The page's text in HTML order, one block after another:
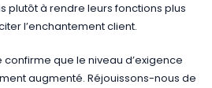
plutôt à rendre leurs fonctions plus
l’enchantement client.
que le niveau d’exigence
augmenté. Réjouissons-nous de